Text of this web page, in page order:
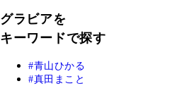
グラビアを
キーワードで探す
青山ひかる
真田まこと